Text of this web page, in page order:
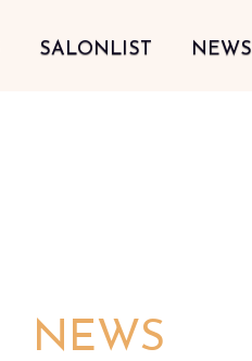
SALONLIST NEWS
NEWS